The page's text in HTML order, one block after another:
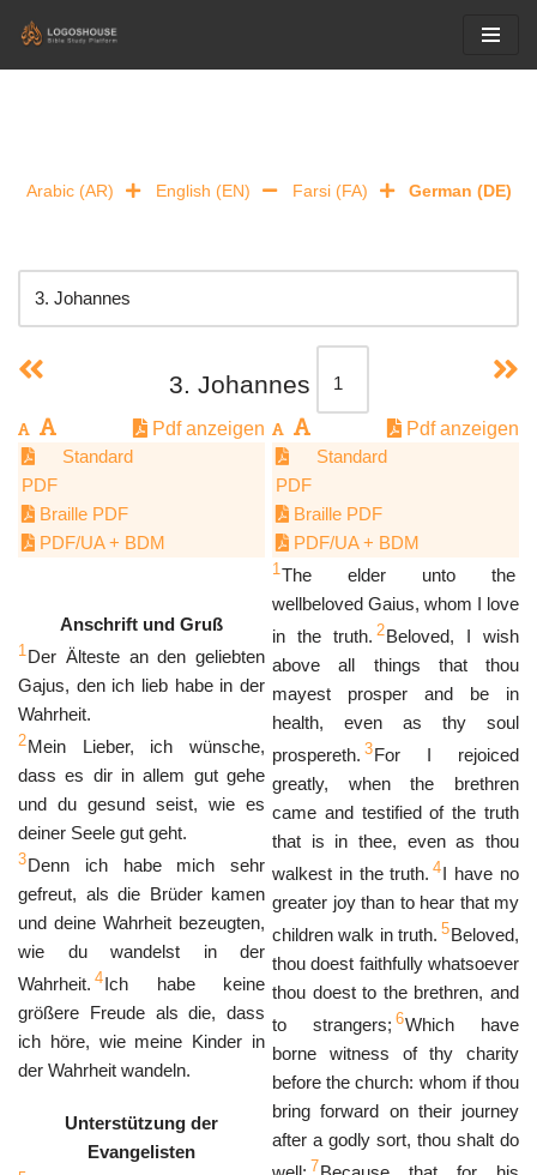
Arabic (AR) English (EN) Farsi (FA) German (DE)
3. Johannes
Pdf anzeigen
Standard
PDF
Braille PDF
PDF/UA + BDM
Anschrift und Gruß
1Der Älteste an den geliebten
Gajus, den ich lieb habe in der
Wahrheit.
2Mein Lieber, ich wünsche,
dass es dir in allem gut gehe
und du gesund seist, wie es
deiner Seele gut geht.
3Denn ich habe mich sehr
gefreut, als die Brüder kamen
und deine Wahrheit bezeugten,
wie du wandelst in der
Wahrheit. 4Ich habe keine
größere Freude als die, dass
ich höre, wie meine Kinder in
der Wahrheit wandeln.
Unterstützung der
Evangelisten
Pdf anzeigen
Standard
PDF
Braille PDF
PDF/UA + BDM
1The elder unto the
wellbeloved Gaius, whom I love
in the truth. 2Beloved, I wish
above all things that thou
mayest prosper and be in
health, even as thy soul
prospereth. 3For I rejoiced
greatly, when the brethren
came and testified of the truth
that is in thee, even as thou
walkest in the truth. 4I have no
greater joy than to hear that my
children walk in truth. 5Beloved,
thou doest faithfully whatsoever
thou doest to the brethren, and
to strangers; 6Which have
borne witness of thy charity
before the church: whom if thou
bring forward on their journey
after a godly sort, thou shalt do
7